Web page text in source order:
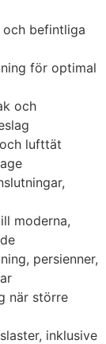
befintliga
för optimal
och
lufttät
moderna,
persienner,
när större
inklusive